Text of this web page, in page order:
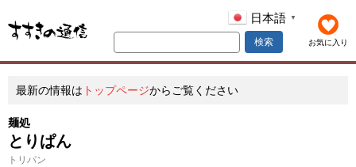
お気に入り
日本語 ▼
検索
最新の情報は トップページからご覧ください
麺処
とりぱん
トリパン